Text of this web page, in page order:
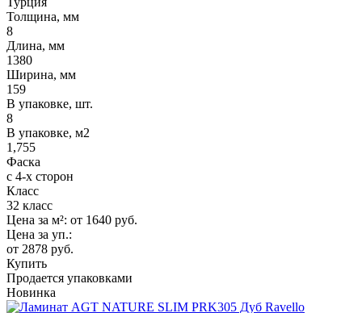
Толщина, мм
8
Длина, мм
1380
Ширина, мм
159
В упаковке, шт.
8
В упаковке, м2
1,755
Фаска
с 4-х сторон
Класс
32 класс
Цена за м²: от 1640 руб.
Цена за уп.:
от 2878 руб.
Купить
Продается упаковками
Новинка